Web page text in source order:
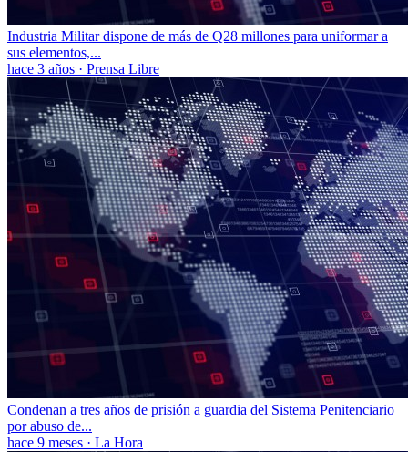
Industria Militar dispone de más de Q28 millones para uniformar a
sus elementos,...
hace 3 años · Prensa Libre
Condenan a tres años de prisión a guardia del Sistema Penitenciario
por abuso de...
hace 9 meses · La Hora